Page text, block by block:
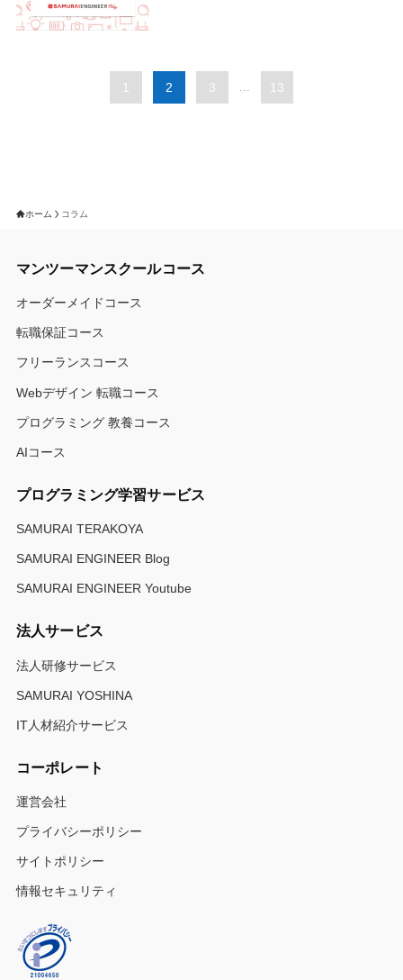
1 2 3 ... 13
ホーム コラム
マンツーマンスクールコース
オーダーメイドコース
転職保証コース
フリーランスコース
Webデザイン 転職コース
プログラミング 教養コース
AIコース
プログラミング学習サービス
SAMURAI TERAKOYA
SAMURAI ENGINEER Blog
SAMURAI ENGINEER Youtube
法人サービス
法人研修サービス
SAMURAI YOSHINA
IT人材紹介サービス
コーポレート
運営会社
プライバシーポリシー
サイトポリシー
情報セキュリティ